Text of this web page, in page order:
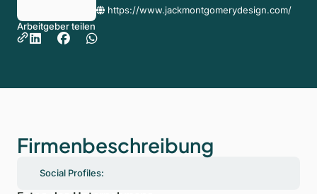
https://www.jackmontgomerydesign.com/
Arbeitgeber teilen
Firmenbeschreibung
Social Profiles: